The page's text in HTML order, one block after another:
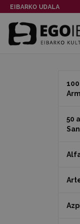
EIBARKO UDALA
50